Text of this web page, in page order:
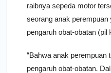
raibnya sepeda motor
seorang anak perempuan
pengaruh obat-obatan (pil
“Bahwa anak perempuan
pengaruh obat-obatan.